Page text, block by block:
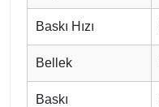
Baskı Hızı
Bellek
Baskı